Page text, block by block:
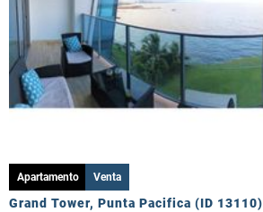
Apartamento Venta
Grand Tower, Punta Pacifica (ID 13110)